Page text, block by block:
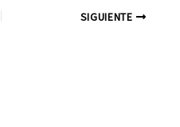
SIGUIENTE